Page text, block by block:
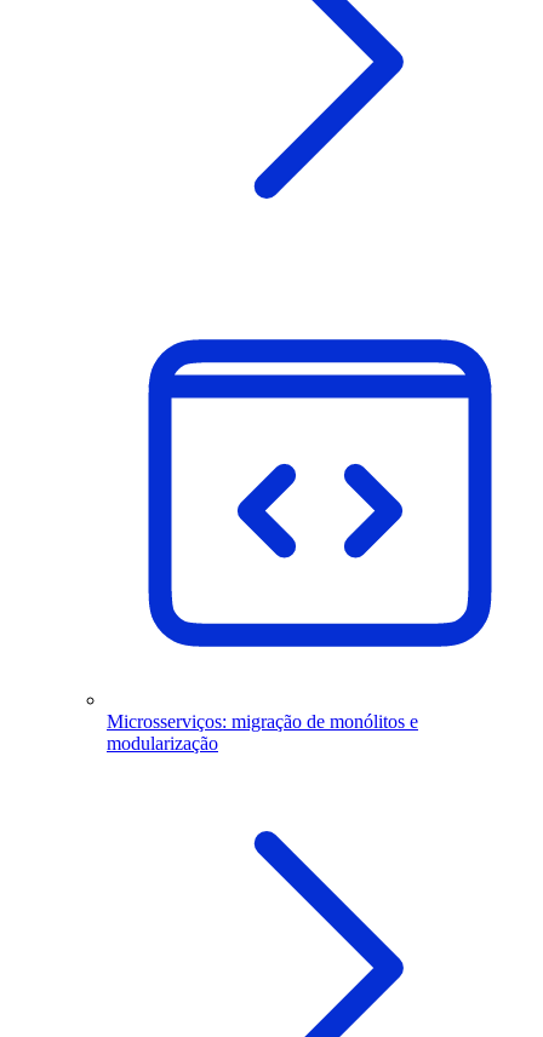
Microsserviços: migração de monólitos e
modularização